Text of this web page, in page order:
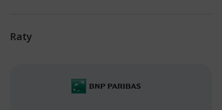
Raty